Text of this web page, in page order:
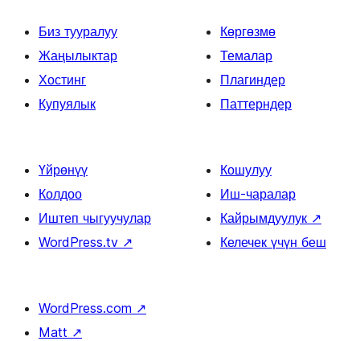
Биз тууралуу
Жаңылыктар
Хостинг
Купуялык
Көргөзмө
Темалар
Плагиндер
Паттерндер
Үйрөнүү
Колдоо
Иштеп чыгуучулар
WordPress.tv ↗
Кошулуу
Иш-чаралар
Кайрымдуулук ↗
Келечек үчүн беш
WordPress.com ↗
Matt ↗